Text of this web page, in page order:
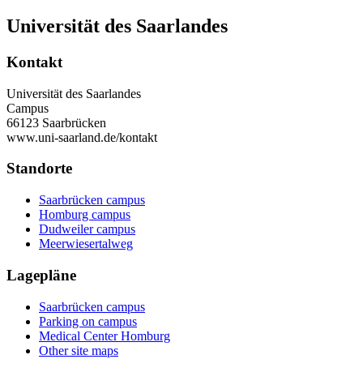
Universität des Saarlandes
Kontakt
Universität des Saarlandes
Campus
66123 Saarbrücken
www.uni-saarland.de/kontakt
Standorte
Saarbrücken campus
Homburg campus
Dudweiler campus
Meerwiesertalweg
Lagepläne
Saarbrücken campus
Parking on campus
Medical Center Homburg
Other site maps